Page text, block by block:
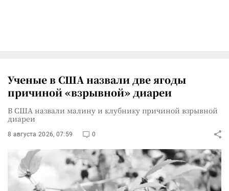
Ученые в США назвали две ягоды
причиной «взрывной» диареи
В США назвали малину и клубнику причиной взрывной
диареи
8 августа 2026, 07:59 0